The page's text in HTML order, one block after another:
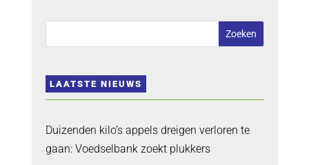
LAATSTE NIEUWS
Duizenden kilo’s appels dreigen verloren te
gaan: Voedselbank zoekt plukkers